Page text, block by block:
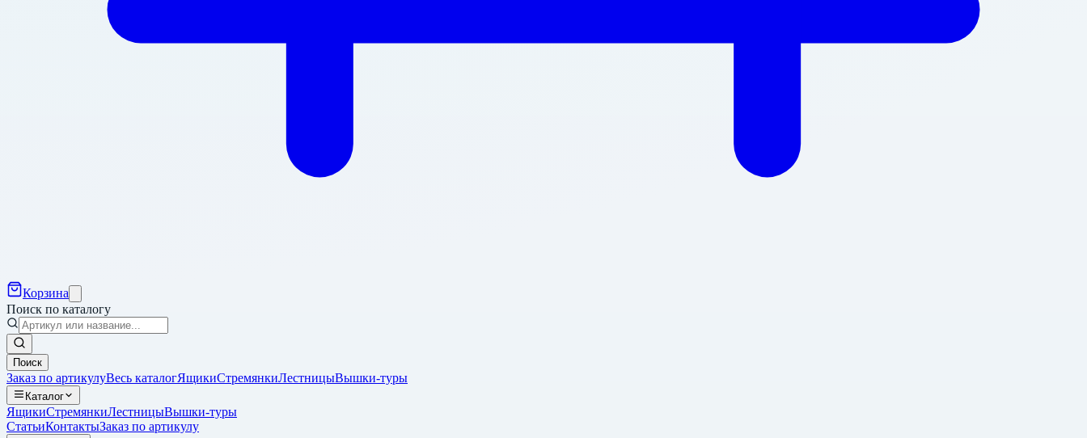
Корзина
Поиск по каталогу
Поиск
Заказ по артикулуВесь каталогЯщикиСтремянкиЛестницыВышки-туры
Каталог
ЯщикиСтремянкиЛестницыВышки-туры
СтатьиКонтактыЗаказ по артикулу